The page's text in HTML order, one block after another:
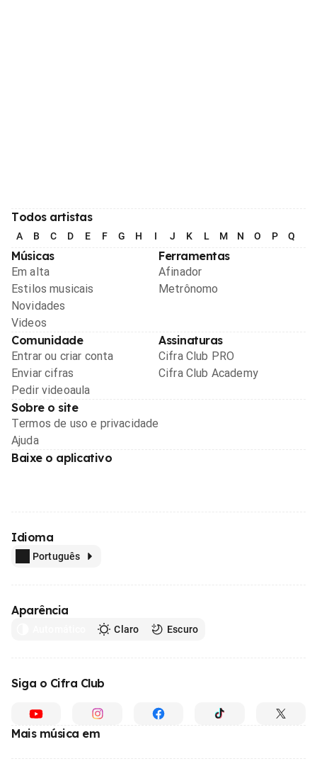
Todos artistas
A B C D E F G H I J K L M N O P Q
Músicas
Em alta
Estilos musicais
Novidades
Videos
Ferramentas
Afinador
Metrônomo
Comunidade
Entrar ou criar conta
Enviar cifras
Pedir videoaula
Assinaturas
Cifra Club PRO
Cifra Club Academy
Sobre o site
Termos de uso e privacidade
Ajuda
Baixe o aplicativo
Idioma
Português
Aparência
Claro Escuro
Siga o Cifra Club
Mais música em